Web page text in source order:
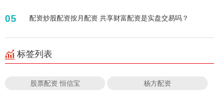
05 配资炒股配资按月配资 共享财富配资是实盘交易吗？
标签列表
股票配资 恒信宝 杨方配资